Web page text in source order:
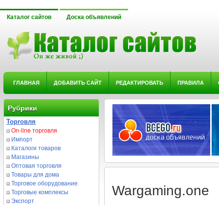
Каталог сайтов Доска объявлений
ГЛАВНАЯ ДОБАВИТЬ САЙТ РЕДАКТИРОВАТЬ ПРАВИЛА
Рубрики
Торговля
On-line торговля
Импорт
Каталоги товаров
Магазины
Оптовая торговля
Товары для дома
Торговое оборудование
Торговые комплексы
Экспорт
Wargaming.one